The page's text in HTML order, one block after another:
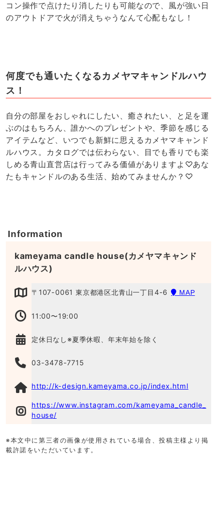
コン操作で点けたり消したりも可能なので、風が強い日
のアウトドアで火が消えちゃうなんて心配もなし！
何度でも通いたくなるカメヤマキャンドルハウ
ス！
自分の部屋をおしゃれにしたい、癒されたい、と足を運
ぶのはもちろん、誰かへのプレゼントや、季節を感じる
アイテムなど、いつでも新鮮に思えるカメヤマキャンド
ルハウス。カタログでは伝わらない、目でも香りでも楽
しめる青山直営店は行ってみる価値がありますよ♡あな
たもキャンドルのある生活、始めてみませんか？♡
Information
kameyama candle house(カメヤマキャンド
ルハウス)
〒107-0061 東京都港区北青山一丁目4-6 MAP
11:00〜19:00
定休日なし※夏季休暇、年末年始を除く
03-3478-7715
http://k-design.kameyama.co.jp/index.html
https://www.instagram.com/kameyama_candle_
house/
※本文中に第三者の画像が使用されている場合、投稿主様より掲
載許諾をいただいています。